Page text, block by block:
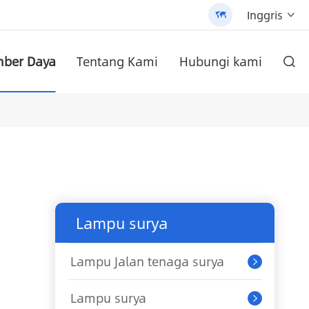
 Inggris 
Daya Tentang Kami Hubungi kami 
Lampu surya
Lampu Jalan tenaga surya 
Lampu surya 